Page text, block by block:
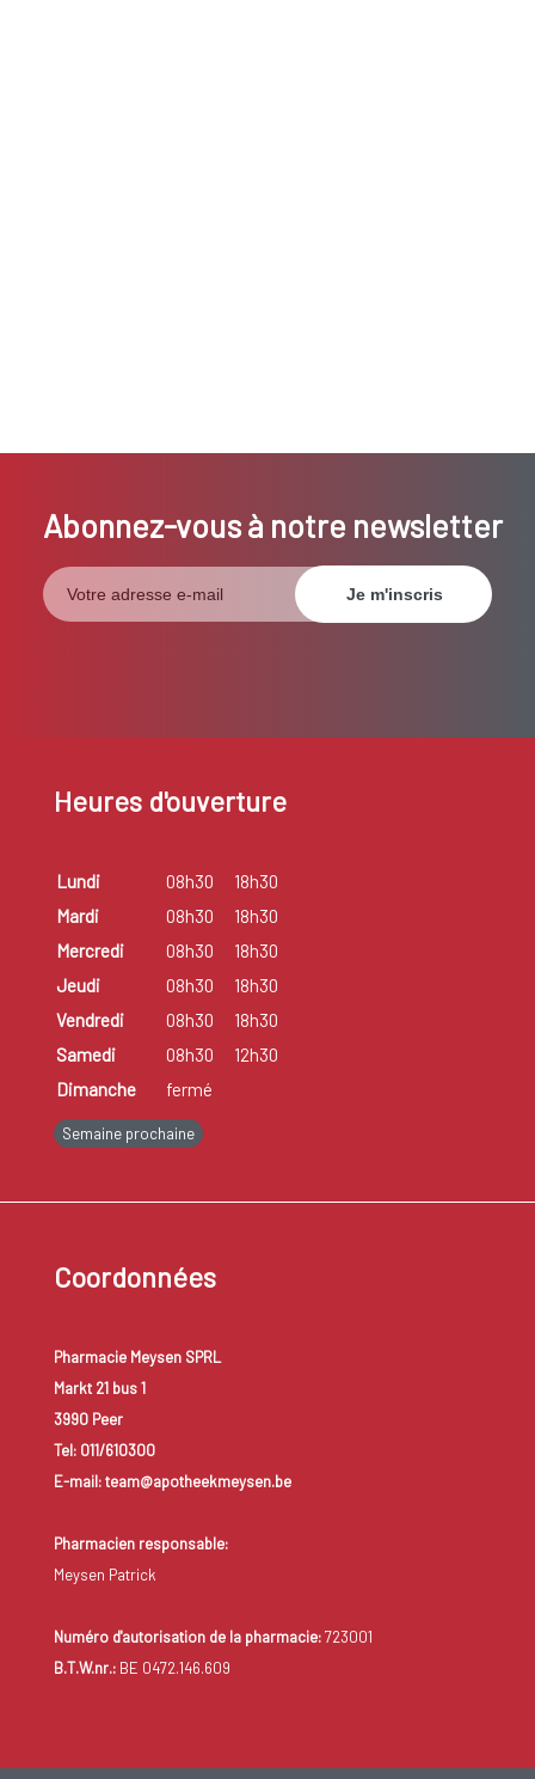
Abonnez-vous à notre newsletter
Heures d'ouverture
Lundi 08h30
18h30
Mardi
08h30
18h30
Mercredi
08h30
18h30
Jeudi
08h30
18h30
Vendredi
08h30
18h30
Samedi
08h30
12h30
Dimanche
fermé
Semaine prochaine
Coordonnées
Pharmacie Meysen SPRL
Markt 21 bus 1
3990 Peer
Tel: 011/610300
E-mail: team@apotheekmeysen.be
Pharmacien responsable:
Meysen Patrick
Numéro d'autorisation de la pharmacie:723001
B.T.W.nr.:BE 0472.146.609